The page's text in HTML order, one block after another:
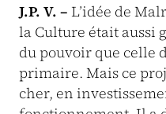
J.P. V. – L’idée de
la Culture était aussi
du pouvoir que celle
primaire. Mais ce
cher, en